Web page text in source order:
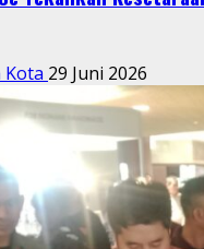
Kota 29 Juni 2026